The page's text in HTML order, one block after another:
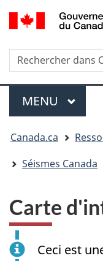
Rechercher
Rechercher
dans
Canada.ca
Menu
MENU
êtes
ici
Canada.ca
Séismes Canada
Carte
Ceci est